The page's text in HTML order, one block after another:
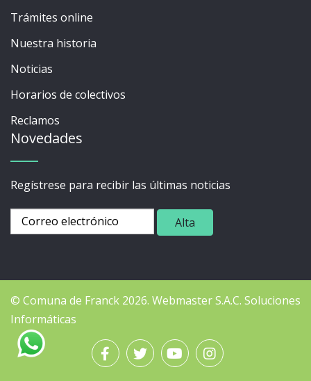
Trámites online
Nuestra historia
Noticias
Horarios de colectivos
Reclamos
Novedades
Regístrese para recibir las últimas noticias
© Comuna de Franck 2026. WebmasterS.A.C. Soluciones
Informáticas